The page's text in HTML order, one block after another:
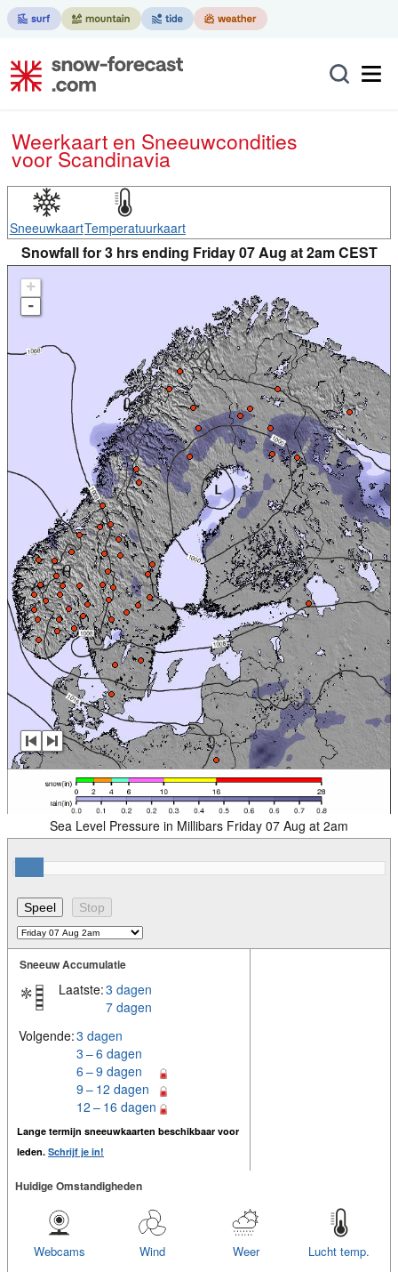
Weerkaart en Sneeuwcondities
voor Scandinavia
SneeuwkaartTemperatuurkaart
Snowfall for 3 hrs ending Friday 07 Aug at 2am CEST
+
-
Sea Level Pressure in Millibars Friday 07 Aug at 2am
Sneeuw Accumulatie
Laatste:3 dagen
7 dagen
Volgende:3 dagen
3 – 6 dagen
6 – 9 dagen
9 – 12 dagen
12 – 16 dagen
Lange termijn sneeuwkaarten beschikbaar voor
leden. Schrijf je in!
Huidige Omstandigheden
Lucht temp.
Weer
Wind
Webcams